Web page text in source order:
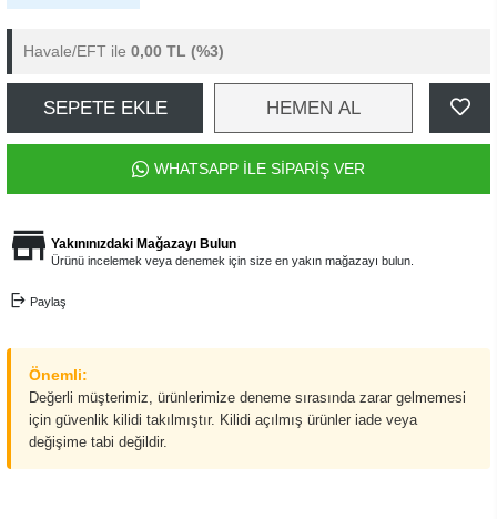
Havale/EFT ile 0,00 TL (%3)
SEPETE EKLE HEMEN AL
WHATSAPP İLE SİPARİŞ VER
Yakınınızdaki Mağazayı Bulun
Ürünü incelemek veya denemek için size en yakın mağazayı bulun.
Paylaş
Önemli:
Değerli müşterimiz, ürünlerimize deneme sırasında zarar gelmemesi
için güvenlik kilidi takılmıştır. Kilidi açılmış ürünler iade veya
değişime tabi değildir.